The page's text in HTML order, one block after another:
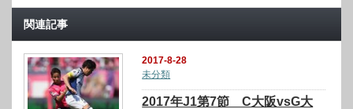
関連記事
2017-8-28
未分類
2017年J1第7節 C大阪vsG大